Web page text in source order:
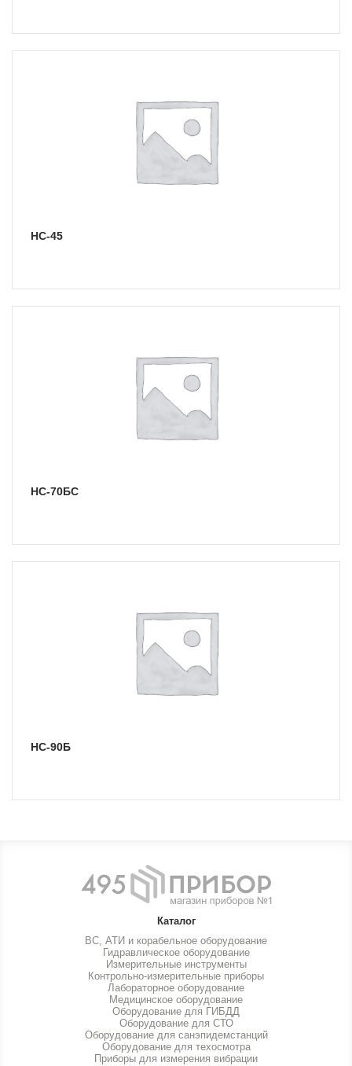
НС-45
НС-70БС
НС-90Б
Каталог
ВС, АТИ и корабельное оборудование
Гидравлическое оборудование
Измерительные инструменты
Контрольно-измерительные приборы
Лабораторное оборудование
Медицинское оборудование
Оборудование для ГИБДД
Оборудование для СТО
Оборудование для санэпидемстанций
Оборудование для техосмотра
Приборы для измерения вибрации